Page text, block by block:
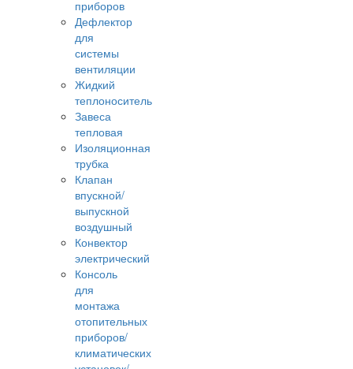
приборов
Дефлектор
для
системы
вентиляции
Жидкий
теплоноситель
Завеса
тепловая
Изоляционная
трубка
Клапан
впускной/
выпускной
воздушный
Конвектор
электрический
Консоль
для
монтажа
отопительных
приборов/
климатических